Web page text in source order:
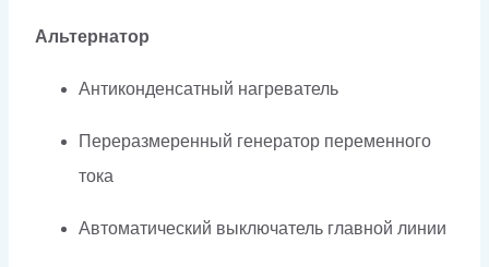
Альтернатор
Антиконденсатный нагреватель
Переразмеренный генератор переменного
тока
Автоматический выключатель главной линии